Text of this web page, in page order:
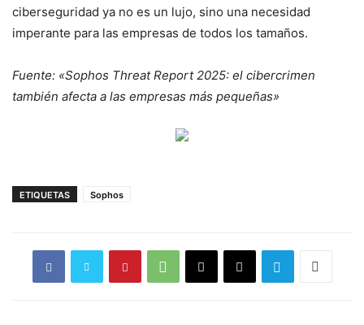
ciberseguridad ya no es un lujo, sino una necesidad
imperante para las empresas de todos los tamaños.
Fuente: «Sophos Threat Report 2025: el cibercrimen
también afecta a las empresas más pequeñas»
ETIQUETAS Sophos